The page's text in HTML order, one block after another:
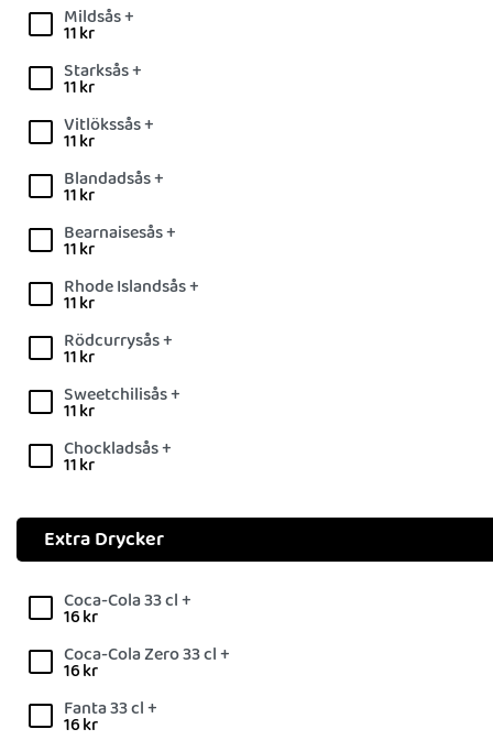
Mildsås +
11kr
Starksås +
11kr
Vitlökssås +
11kr
Blandadsås +
11kr
Bearnaisesås +
11kr
Rhode Islandsås +
11kr
Rödcurrysås +
11kr
Sweetchilisås +
11kr
Chockladsås +
11kr
Extra Drycker
Coca-Cola 33 cl +
16kr
Coca-Cola Zero 33 cl +
16kr
Fanta 33 cl +
16kr